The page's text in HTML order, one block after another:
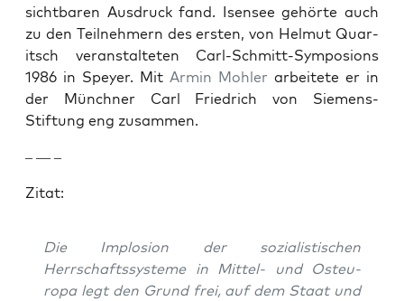
sicht­baren Aus­druck fand. Isensee gehörte auch
zu den Teil­nehmern des ersten, von Hel­mut Quar­
itsch ver­anstal­teten Carl-Schmitt-Sym­po­sions
1986 in Spey­er. Mit Armin Mohler arbeit­ete er in
der Münch­n­er Carl Friedrich von Siemens-
Stiftung eng zusam­men.
– — –
Zitat:
Die Implo­sion der sozial­is­tis­chen
Herrschaftssys­teme in Mit­tel- und Osteu­
ropa legt den Grund frei, auf dem Staat und